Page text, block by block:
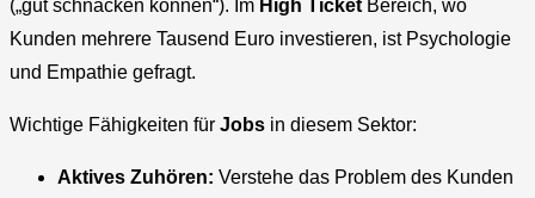
(„gut schnacken können“). Im High Ticket Bereich, wo
Kunden mehrere Tausend Euro investieren, ist Psychologie
und Empathie gefragt.
Wichtige Fähigkeiten für Jobs in diesem Sektor:
Aktives Zuhören: Verstehe das Problem des Kunden